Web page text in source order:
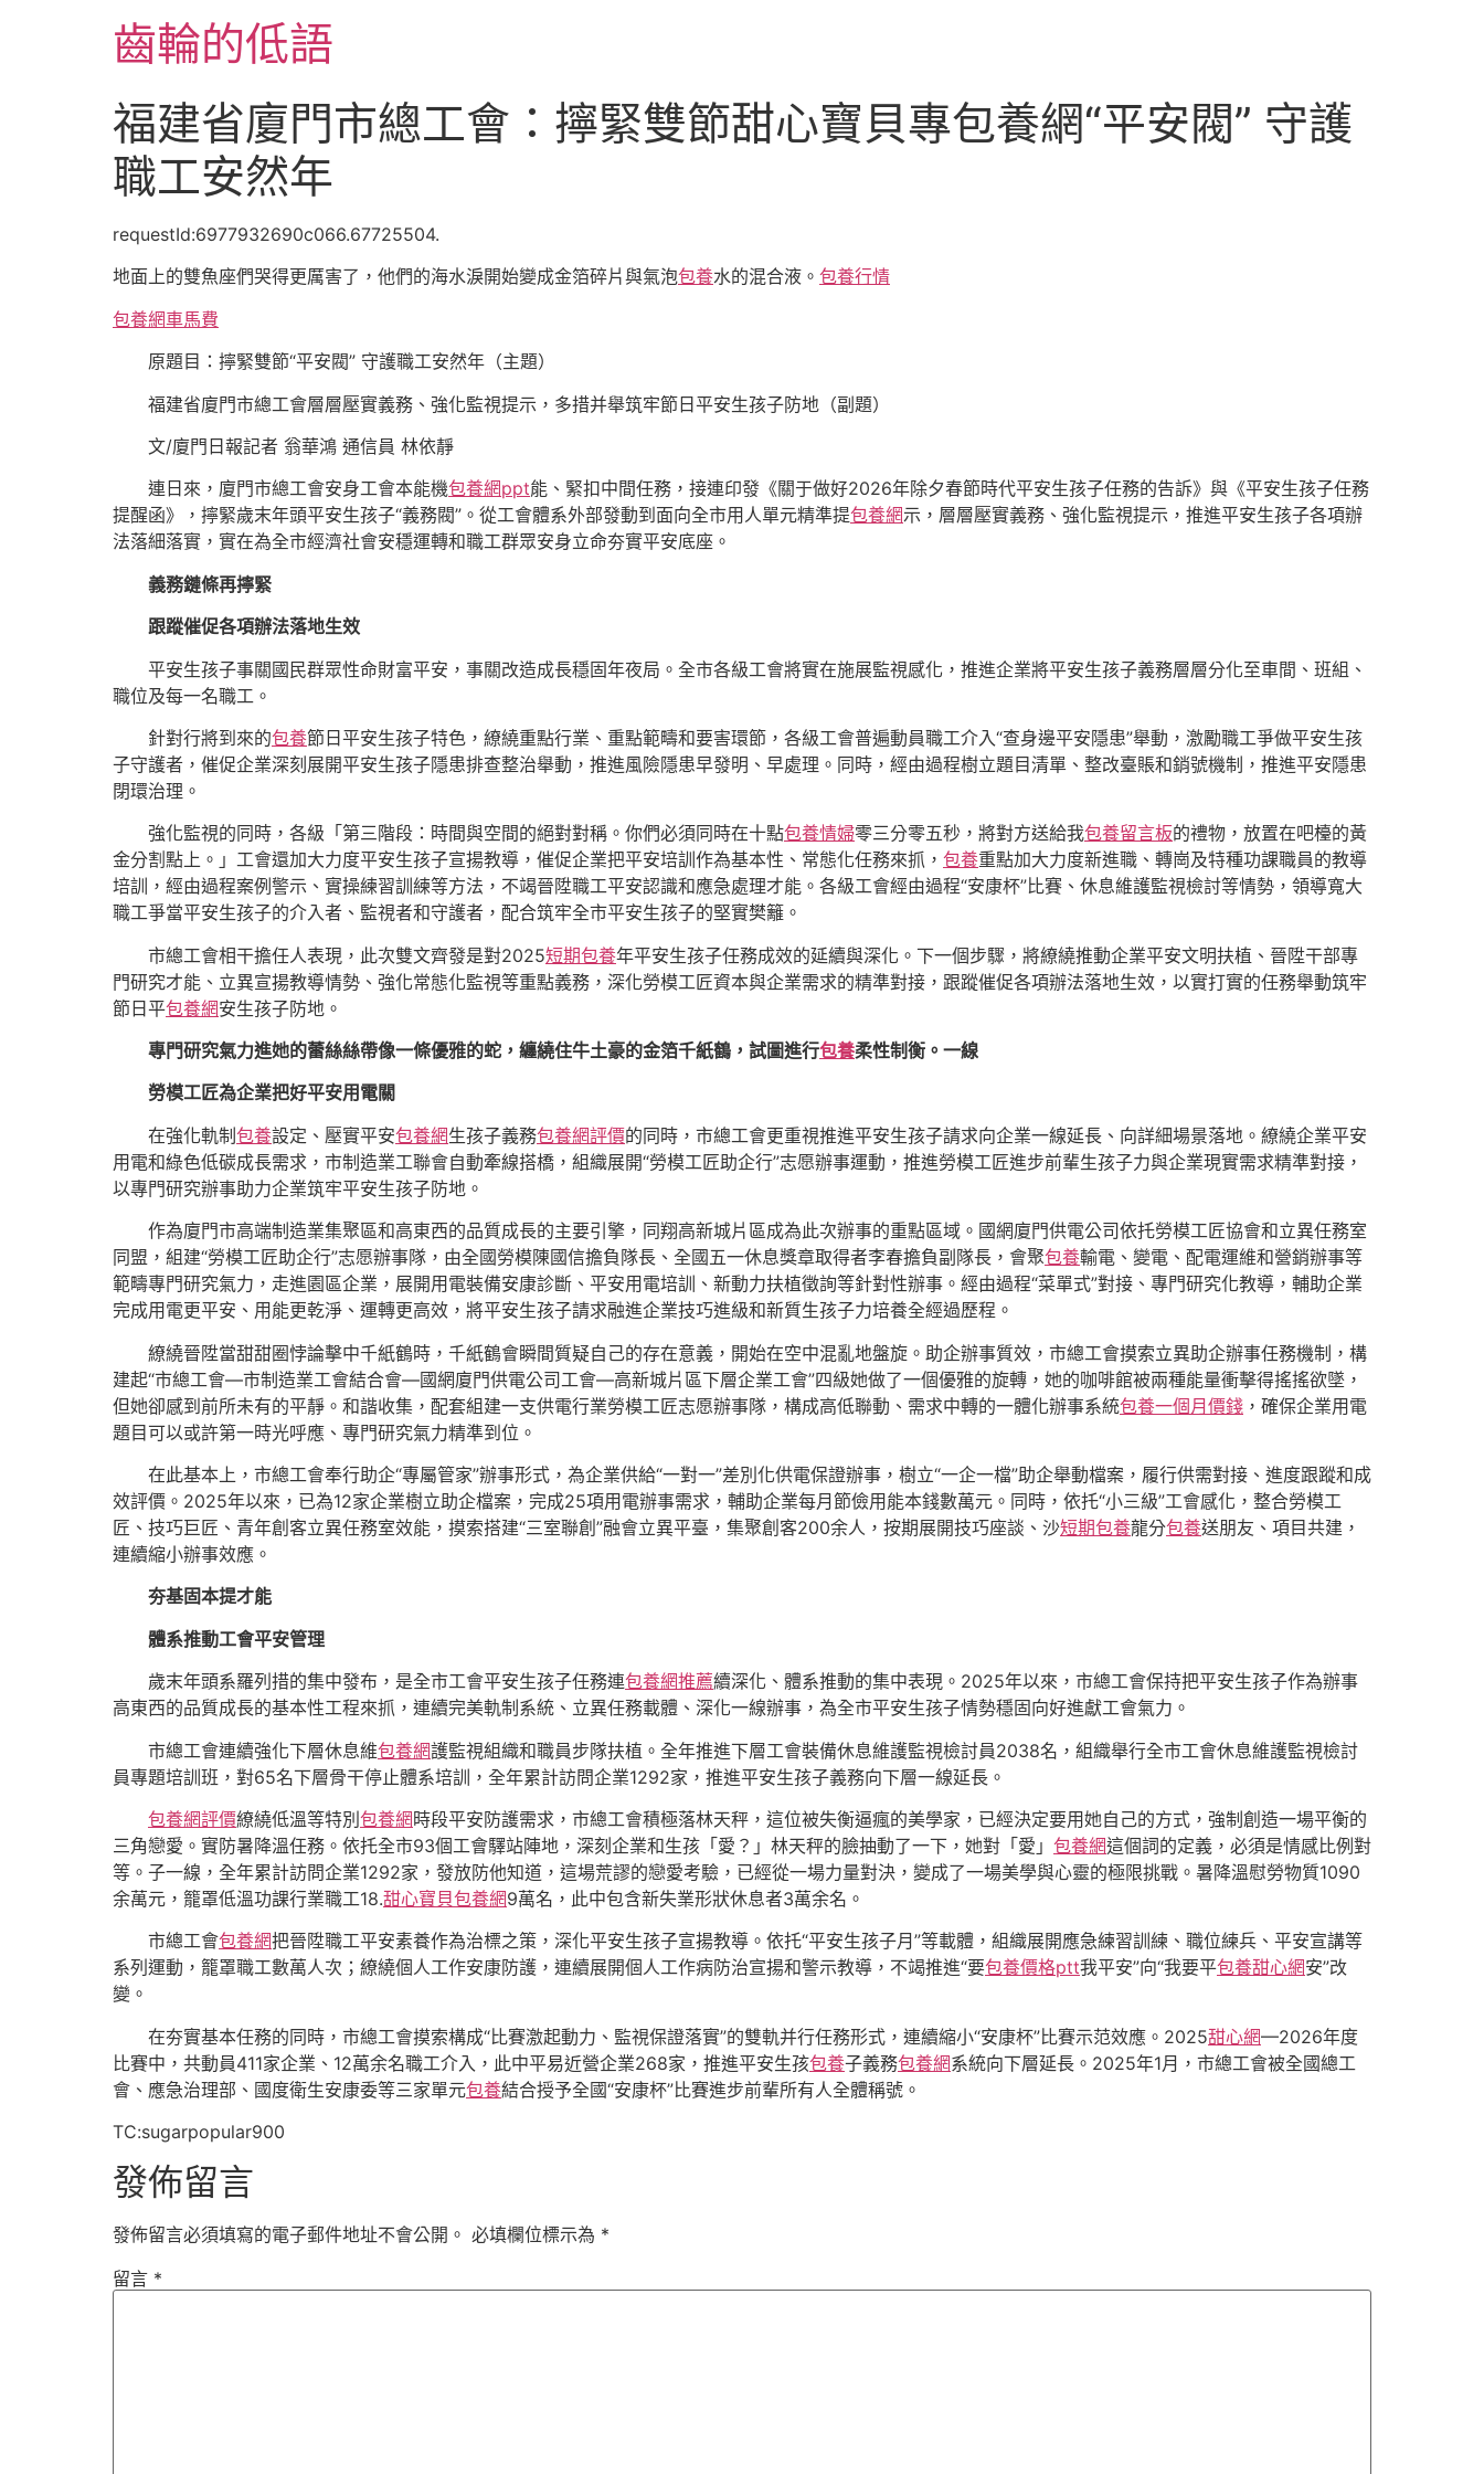
齒輪的低語
福建省廈門市總工會：擰緊雙節甜心寶貝專包養網“平安閥” 守護
職工安然年
requestId:6977932690c066.67725504.
地面上的雙魚座們哭得更厲害了，他們的海水淚開始變成金箔碎片與氣泡包養水的混合液。 包養行情
包養網車馬費
原題目：擰緊雙節“平安閥” 守護職工安然年（主題）
福建省廈門市總工會層層壓實義務、強化監視提示，多措并舉筑牢節日平安生孩子防地（副題）
文/廈門日報記者 翁華鴻 通信員 林依靜
連日來，廈門市總工會安身工會本能機包養網ppt能、緊扣中間任務，接連印發《關于做好2026年除夕春節時代平安生孩子任務的告訴》與《平安生孩子任務
提醒函》，擰緊歲末年頭平安生孩子“義務閥”。從工會體系外部發動到面向全市用人單元精準提包養網示，層層壓實義務、強化監視提示，推進平安生孩子各項辦
法落細落實，實在為全市經濟社會安穩運轉和職工群眾安身立命夯實平安底座。
義務鏈條再擰緊
跟蹤催促各項辦法落地生效
平安生孩子事關國民群眾性命財富平安，事關改造成長穩固年夜局。全市各級工會將實在施展監視感化，推進企業將平安生孩子義務層層分化至車間、班組、
職位及每一名職工。
針對行將到來的包養節日平安生孩子特色，繚繞重點行業、重點範疇和要害環節，各級工會普遍動員職工介入“查身邊平安隱患”舉動，激勵職工爭做平安生孩
子守護者，催促企業深刻展開平安生孩子隱患排查整治舉動，推進風險隱患早發明、早處理。同時，經由過程樹立題目清單、整改臺賬和銷號機制，推進平安隱患
閉環治理。
強化監視的同時，各級「第三階段：時間與空間的絕對對稱。你們必須同時在十點包養情婦零三分零五秒，將對方送給我包養留言板的禮物，放置在吧檯的黃
金分割點上。」工會還加大力度平安生孩子宣揚教導，催促企業把平安培訓作為基本性、常態化任務來抓， 包養重點加大力度新進職、轉崗及特種功課職員的教導
培訓，經由過程案例警示、實操練習訓練等方法，不竭晉陞職工平安認識和應急處理才能。各級工會經由過程“安康杯”比賽、休息維護監視檢討等情勢，領導寬大
職工爭當平安生孩子的介入者、監視者和守護者，配合筑牢全市平安生孩子的堅實樊籬。
市總工會相干擔任人表現，此次雙文齊發是對2025短期包養年平安生孩子任務成效的延續與深化。下一個步驟，將繚繞推動企業平安文明扶植、晉陞干部專
門研究才能、立異宣揚教導情勢、強化常態化監視等重點義務，深化勞模工匠資本與企業需求的精準對接，跟蹤催促各項辦法落地生效，以實打實的任務舉動筑牢
節日平包養網安生孩子防地。
專門研究氣力進她的蕾絲絲帶像一條優雅的蛇，纏繞住牛土豪的金箔千紙鶴，試圖進行包養柔性制衡。一線
勞模工匠為企業把好平安用電關
在強化軌制包養設定、壓實平安包養網生孩子義務包養網評價的同時，市總工會更重視推進平安生孩子請求向企業一線延長、向詳細場景落地。繚繞企業平安
用電和綠色低碳成長需求，市制造業工聯會自動牽線搭橋，組織展開“勞模工匠助企行”志愿辦事運動，推進勞模工匠進步前輩生孩子力與企業現實需求精準對接，
以專門研究辦事助力企業筑牢平安生孩子防地。
作為廈門市高端制造業集聚區和高東西的品質成長的主要引擎，同翔高新城片區成為此次辦事的重點區域。國網廈門供電公司依托勞模工匠協會和立異任務室
同盟，組建“勞模工匠助企行”志愿辦事隊，由全國勞模陳國信擔負隊長、全國五一休息獎章取得者李春擔負副隊長，會聚包養輸電、變電、配電運維和營銷辦事等
範疇專門研究氣力，走進園區企業，展開用電裝備安康診斷、平安用電培訓、新動力扶植徵詢等針對性辦事。經由過程“菜單式”對接、專門研究化教導，輔助企業
完成用電更平安、用能更乾淨、運轉更高效，將平安生孩子請求融進企業技巧進級和新質生孩子力培養全經過歷程。
繚繞晉陞當甜甜圈悖論擊中千紙鶴時，千紙鶴會瞬間質疑自己的存在意義，開始在空中混亂地盤旋。助企辦事質效，市總工會摸索立異助企辦事任務機制，構
建起“市總工會—市制造業工會結合會—國網廈門供電公司工會—高新城片區下層企業工會”四級她做了一個優雅的旋轉，她的咖啡館被兩種能量衝擊得搖搖欲墜，
但她卻感到前所未有的平靜。和諧收集，配套組建一支供電行業勞模工匠志愿辦事隊，構成高低聯動、需求中轉的一體化辦事系統包養一個月價錢 ，確保企業用電
題目可以或許第一時光呼應、專門研究氣力精準到位。
在此基本上，市總工會奉行助企“專屬管家”辦事形式，為企業供給“一對一”差別化供電保證辦事，樹立“一企一檔”助企舉動檔案，履行供需對接、進度跟蹤和成
效評價。2025年以來，已為12家企業樹立助企檔案，完成25項用電辦事需求，輔助企業每月節儉用能本錢數萬元。同時，依托“小三級”工會感化，整合勞模工
匠、技巧巨匠、青年創客立異任務室效能，摸索搭建“三室聯創”融會立異平臺，集聚創客200余人，按期展開技巧座談、沙短期包養龍分包養送朋友、項目共建，
連續縮小辦事效應。
夯基固本提才能
體系推動工會平安管理
歲末年頭系羅列措的集中發布，是全市工會平安生孩子任務連包養網推薦續深化、體系推動的集中表現。2025年以來，市總工會保持把平安生孩子作為辦事
高東西的品質成長的基本性工程來抓，連續完美軌制系統、立異任務載體、深化一線辦事，為全市平安生孩子情勢穩固向好進獻工會氣力。
市總工會連續強化下層休息維包養網護監視組織和職員步隊扶植。全年推進下層工會裝備休息維護監視檢討員2038名，組織舉行全市工會休息維護監視檢討
員專題培訓班，對65名下層骨干停止體系培訓，全年累計訪問企業1292家，推進平安生孩子義務向下層一線延長。
包養網評價繚繞低溫等特別包養網時段平安防護需求，市總工會積極落林天秤，這位被失衡逼瘋的美學家，已經決定要用她自己的方式，強制創造一場平衡的
三角戀愛。實防暑降溫任務。依托全市93個工會驛站陣地，深刻企業和生孩「愛？」林天秤的臉抽動了一下，她對「愛」 包養網這個詞的定義，必須是情感比例對
等。子一線，全年累計訪問企業1292家，發放防他知道，這場荒謬的戀愛考驗，已經從一場力量對決，變成了一場美學與心靈的極限挑戰。暑降溫慰勞物質1090
余萬元，籠罩低溫功課行業職工18.甜心寶貝包養網9萬名，此中包含新失業形狀休息者3萬余名。
市總工會包養網把晉陞職工平安素養作為治標之策，深化平安生孩子宣揚教導。依托“平安生孩子月”等載體，組織展開應急練習訓練、職位練兵、平安宣講等
系列運動，籠罩職工數萬人次；繚繞個人工作安康防護，連續展開個人工作病防治宣揚和警示教導，不竭推進“要包養價格ptt我平安”向“我要平包養甜心網安”改
變。
在夯實基本任務的同時，市總工會摸索構成“比賽激起動力、監視保證落實”的雙軌并行任務形式，連續縮小“安康杯”比賽示范效應。2025甜心網—2026年度
比賽中，共動員411家企業、12萬余名職工介入，此中平易近營企業268家，推進平安生孩包養子義務包養網系統向下層延長。2025年1月，市總工會被全國總工
會、應急治理部、國度衛生安康委等三家單元包養結合授予全國“安康杯”比賽進步前輩所有人全體稱號。
TC:sugarpopular900
發佈留言
發佈留言必須填寫的電子郵件地址不會公開。 必填欄位標示為 *
留言 *